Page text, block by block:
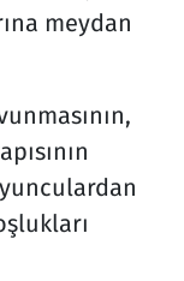
meydan